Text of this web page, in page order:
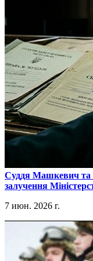
​Суддя Машкевич та
залучення
7 июн. 2026 г.